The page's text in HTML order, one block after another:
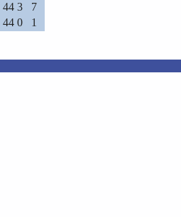
44 3
7
44 0
1